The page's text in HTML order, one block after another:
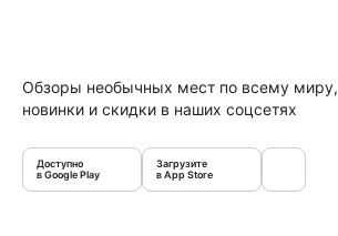
Обзоры необычных мест по всему миру,
новинки и скидки в наших соцсетях
Доступно
в Google Play
Загрузите
в App Store